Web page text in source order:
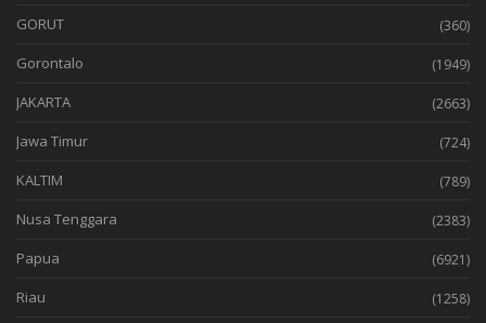
GORUT (360)
Gorontalo (1949)
JAKARTA (2663)
Jawa Timur (724)
KALTIM (789)
Nusa Tenggara (2383)
Papua (6921)
Riau (1258)